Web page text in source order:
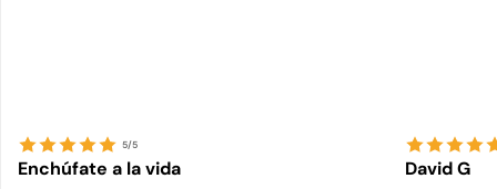
5/5
Enchúfate a la vida David G